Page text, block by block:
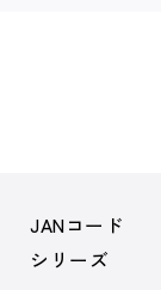
JANコード
シリーズ